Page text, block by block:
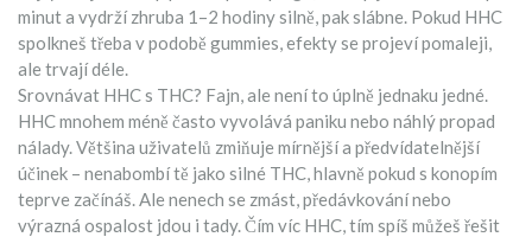
minut a vydrží zhruba 1–2 hodiny silně, pak slábne. Pokud HHC
spolkneš třeba v podobě gummies, efekty se projeví pomaleji,
ale trvají déle.
Srovnávat HHC s THC? Fajn, ale není to úplně jednaku jedné.
HHC mnohem méně často vyvolává paniku nebo náhlý propad
nálady. Většina uživatelů zmiňuje mírnější a předvídatelnější
účinek – nenabombí tě jako silné THC, hlavně pokud s konopím
teprve začínáš. Ale nenech se zmást, předávkování nebo
výrazná ospalost jdou i tady. Čím víc HHC, tím spíš můžeš řešit